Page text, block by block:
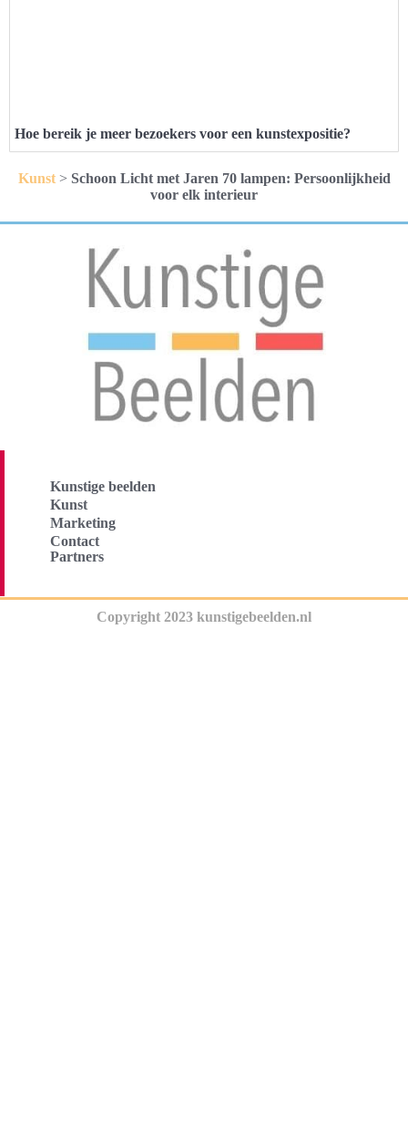
Hoe bereik je meer bezoekers voor een kunstexpositie?
Kunst> Schoon Licht met Jaren 70 lampen: Persoonlijkheid
voor elk interieur
Kunstige beelden
Kunst
Marketing
Contact
Partners
Copyright 2023 kunstigebeelden.nl